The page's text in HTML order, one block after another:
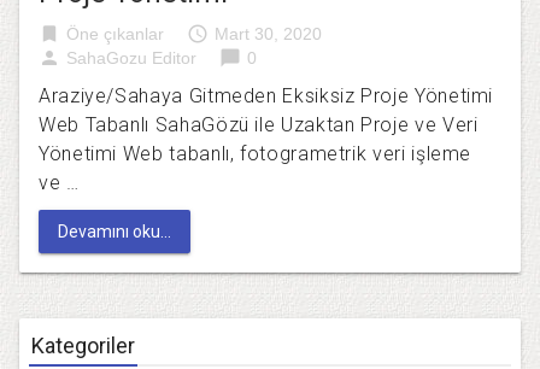
bookmark Öne çıkanlar access_time Mart 30, 2020
person SahaGozu Editor chat_bubble 0
Araziye/Sahaya Gitmeden Eksiksiz Proje Yönetimi
Web Tabanlı SahaGözü ile Uzaktan Proje ve Veri
Yönetimi Web tabanlı, fotogrametrik veri işleme
ve …
Devamını oku...
Kategoriler